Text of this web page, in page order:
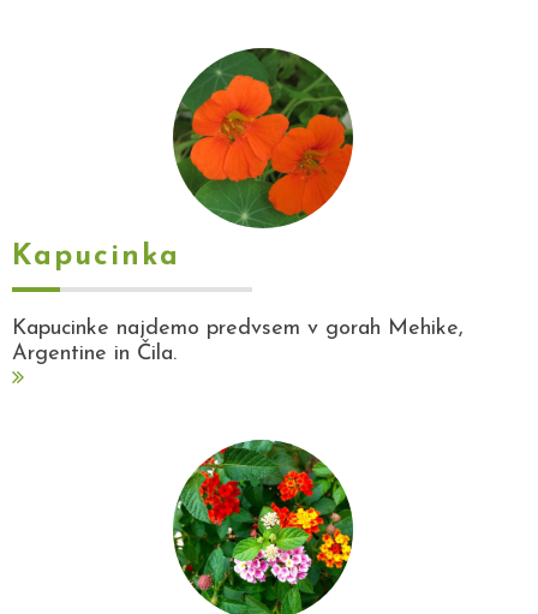
Kapucinka
Kapucinke najdemo predvsem v gorah Mehike,
Argentine in Čila.